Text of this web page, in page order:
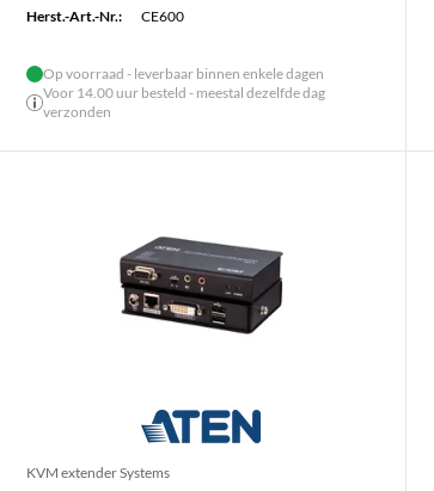
Herst.-Art.-Nr.:
CE600
Op voorraad - leverbaar binnen enkele dagen
Voor 14.00 uur besteld - meestal dezelfde dag
verzonden
KVM extender Systems